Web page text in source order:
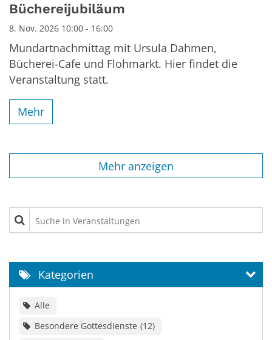
Büchereijubiläum
8. Nov. 2026 10:00 - 16:00
Mundartnachmittag mit Ursula Dahmen,
Bücherei-Cafe und Flohmarkt. Hier findet die
Veranstaltung statt.
Mehr
Mehr anzeigen
Suche in Veranstaltungen
Kategorien
Alle
Besondere Gottesdienste 12